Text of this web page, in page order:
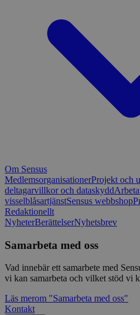
Om Sensus
MedlemsorganisationerProjekt och
deltagarvillkor och dataskydd
visselblåsartjänstSensus webbshop
Redaktionellt
NyheterBerättelserNyhetsbrev
Samarbeta med oss
Vad innebär ett samarbete med
vi kan samarbeta och vilket stöd vi
Läs merom "Samarbeta med oss"
Kontakt